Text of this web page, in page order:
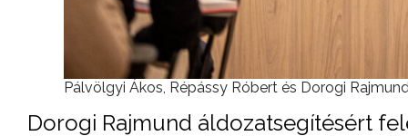
Pálvölgyi Ákos, Répássy Róbert és Dorogi
Dorogi Rajmund áldozatsegítésért